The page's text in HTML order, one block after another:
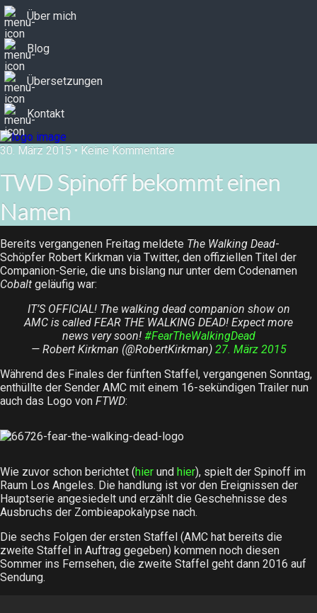
Über mich
Blog
Übersetzungen
Kontakt
30. März 2015 • Keine Kommentare
TWD Spinoff bekommt einen
Namen
Bereits vergangenen Freitag meldete The Walking Dead-
Schöpfer Robert Kirkman via Twitter, den offiziellen Titel der
Companion-Serie, die uns bislang nur unter dem Codenamen
Cobalt geläufig war:
IT’S OFFICIAL! The walking dead companion show on
AMC is called FEAR THE WALKING DEAD! Expect more
news very soon! #FearTheWalkingDead
— Robert Kirkman (@RobertKirkman) 27. März 2015
Während des Finales der fünften Staffel, vergangenen Sonntag,
enthüllte der Sender AMC mit einem 16-sekündigen Trailer nun
auch das Logo von FTWD:
Wie zuvor schon berichtet (hier und hier), spielt der Spinoff im
Raum Los Angeles. Die handlung ist vor den Ereignissen der
Hauptserie angesiedelt und erzählt die Geschehnisse des
Ausbruchs der Zombieapokalypse nach.
Die sechs Folgen der ersten Staffel (AMC hat bereits die
zweite Staffel in Auftrag gegeben) kommen noch diesen
Sommer ins Fernsehen, die zweite Staffel geht dann 2016 auf
Sendung.